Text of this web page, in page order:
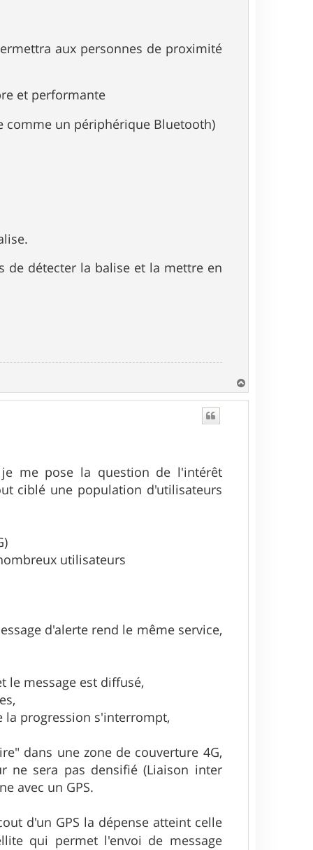
aux personnes de proximité
et performante
comme un périphérique Bluetooth)
de détecter la balise et la mettre en
a
me pose la question de l'intérêt
ciblé une population d'utilisateurs
utilisateurs
d'alerte rend le même service,
le message est diffusé,
la progression s'interrompt,
dans une zone de couverture 4G,
ne sera pas densifié (Liaison inter
avec un GPS.
d'un GPS la dépense atteint celle
qui permet l'envoi de message